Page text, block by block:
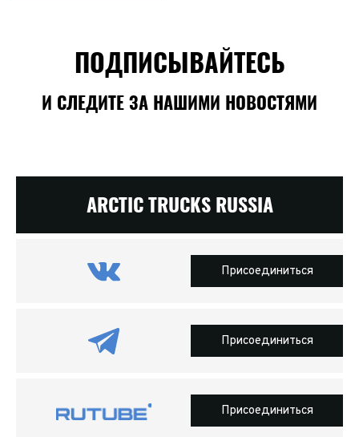
ПОДПИСЫВАЙТЕСЬ
И СЛЕДИТЕ ЗА НАШИМИ НОВОСТЯМИ
ARCTIC TRUCKS RUSSIA
Присоединиться
Присоединиться
Присоединиться